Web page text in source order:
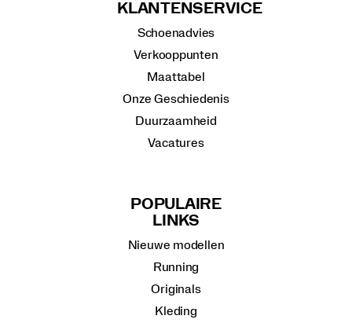
KLANTENSERVICE
Schoenadvies
Verkooppunten
Maattabel
Onze Geschiedenis
Duurzaamheid
Vacatures
POPULAIRE
LINKS
Nieuwe modellen
Running
Originals
Kleding